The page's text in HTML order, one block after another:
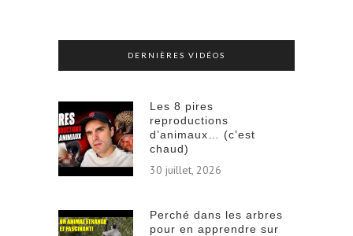
DERNIÈRES VIDÉOS
Les 8 pires
reproductions
d’animaux… (c’est
chaud)
30 juillet, 2026
Perché dans les arbres
pour en apprendre sur